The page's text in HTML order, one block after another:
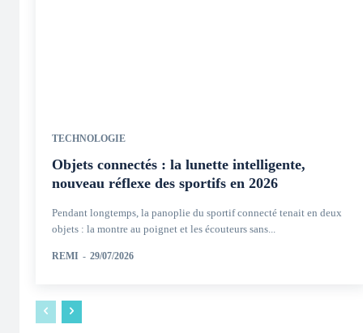
TECHNOLOGIE
Objets connectés : la lunette intelligente,
nouveau réflexe des sportifs en 2026
Pendant longtemps, la panoplie du sportif connecté tenait en deux
objets : la montre au poignet et les écouteurs sans...
REMI - 29/07/2026